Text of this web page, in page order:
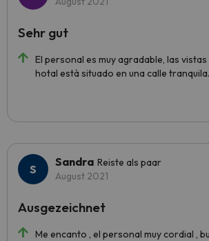
El personal es muy agradable, las
hotal està situado en una calle tranquila.
Sehr gut
Sandra Reiste als paar
August 2021
Me encanto , el personal muy cordial ,
Ausgezeichnet